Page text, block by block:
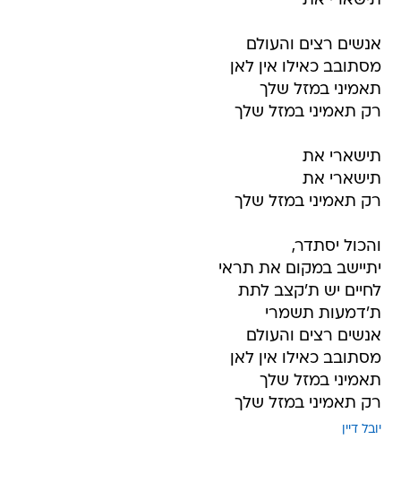
אנשים רצים והעולם
מסתובב כאילו אין לאן
תאמיני במזל שלך
רק תאמיני במזל שלך
תישארי את
תישארי את
רק תאמיני במזל שלך
והכול יסתדר,
יתיישב במקום את תראי
לחיים יש ת'קצב לתת
ת'דמעות תשמרי
אנשים רצים והעולם
מסתובב כאילו אין לאן
תאמיני במזל שלך
רק תאמיני במזל שלך
יובל דיין